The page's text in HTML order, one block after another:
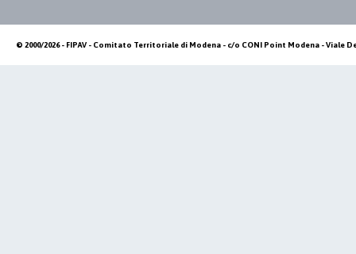
© 2000/2026 - FIPAV - Comitato Territoriale di Modena - c/o CONI Point Modena - Viale